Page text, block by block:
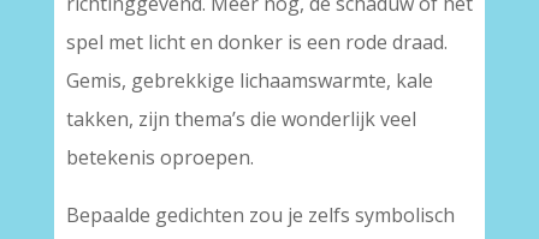
spel met licht en donker is een rode draad.
Gemis, gebrekkige lichaamswarmte, kale
takken, zijn thema’s die wonderlijk veel
betekenis oproepen.
Bepaalde gedichten zou je zelfs symbolisch